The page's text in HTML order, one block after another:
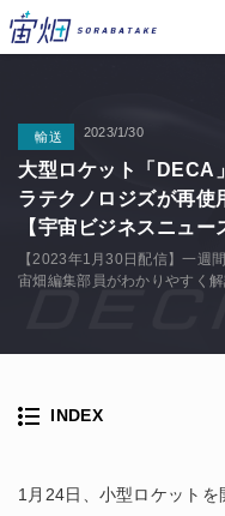
輸送 2023/1/30
大型ロケット「DECA
ラテクノロジズが再使
【宇宙ビジネスニュー
【2023年1月30日配信】一週
宙畑編集部員がわかりやすく解
1月24日、小型ロケットを
INDEX